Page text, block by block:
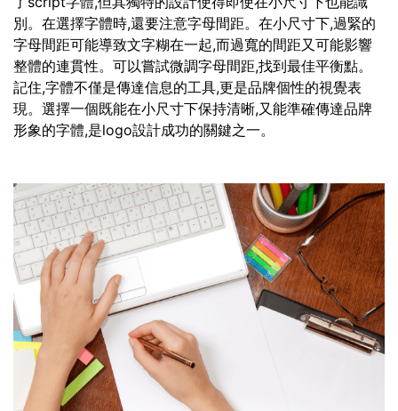
別。在選擇字體時,還要注意字母間距。在小尺寸下,過緊的
字母間距可能導致文字糊在一起,而過寬的間距又可能影響
整體的連貫性。可以嘗試微調字母間距,找到最佳平衡點。
記住,字體不僅是傳達信息的工具,更是品牌個性的視覺表
現。選擇一個既能在小尺寸下保持清晰,又能準確傳達品牌
形象的字體,是logo設計成功的關鍵之一。